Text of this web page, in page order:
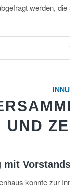
werden,
UND
konnte zur